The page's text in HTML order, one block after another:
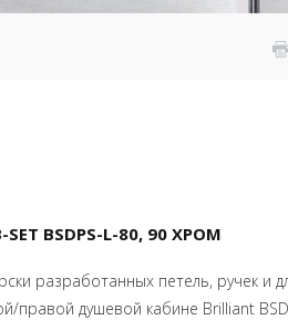
BSDPS-L-80, 90 ХРОМ
разработанных петель, ручек и
правой душевой кабине Brilliant